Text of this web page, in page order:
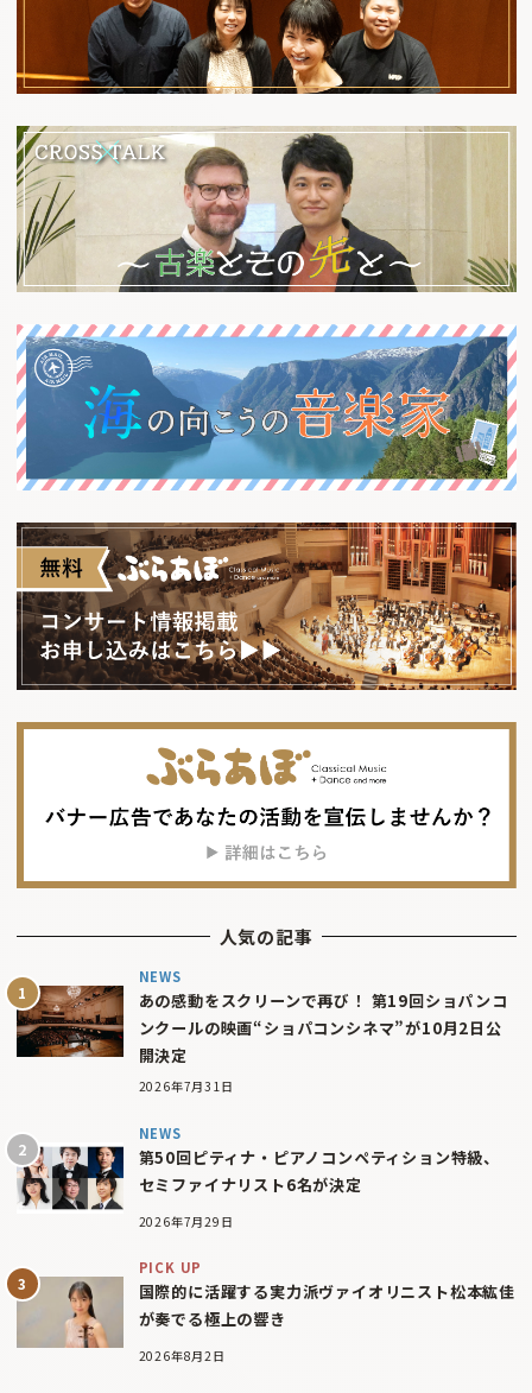
人気の記事
NEWS
あの感動をスクリーンで再び！ 第19回ショパンコ
ンクールの映画“ショパコンシネマ”が10月2日公
開決定
2026年7月31日
NEWS
第50回ピティナ・ピアノコンペティション特級、
セミファイナリスト6名が決定
2026年7月29日
PICK UP
国際的に活躍する実力派ヴァイオリニスト松本紘佳
が奏でる極上の響き
2026年8月2日